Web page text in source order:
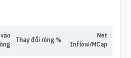
Thay đổi ròng %
Net
Inflow/MCap